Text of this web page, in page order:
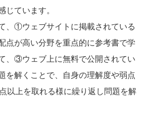
ています。
、①ウェブサイトに掲載されている
が高い分野を重点的に参考書で学
、③ウェブ上に無料で公開されてい
を解くことで、自身の理解度や弱点
以上を取れる様に繰り返し問題を解